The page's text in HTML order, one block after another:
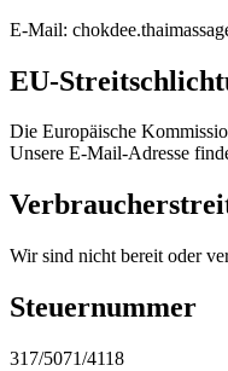
E-Mail:
EU-
Die Europäische
Unsere E-Mail-Adresse
Wir sind nicht bereit oder
Steuernummer
317/5071/4118